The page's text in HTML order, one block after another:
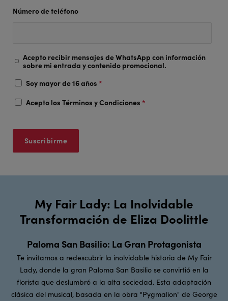
Número de teléfono
Acepto recibir mensajes de WhatsApp con información
sobre mi entrada y contenido promocional.
Soy mayor de 16 años *
Acepto losTérminos y Condiciones *
My Fair Lady: La Inolvidable
Transformación de Eliza Doolittle
Paloma San Basilio: La Gran Protagonista
Te invitamos a redescubrir la inolvidable historia de My Fair
Lady, donde la gran Paloma San Basilio se convirtió en la
florista que deslumbró a la alta sociedad. Esta adaptación
clásica del musical, basada en la obra "Pygmalion" de George